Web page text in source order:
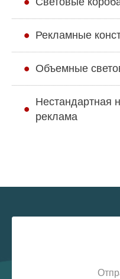
Рекламные
Объемные
Нестандартная
реклама